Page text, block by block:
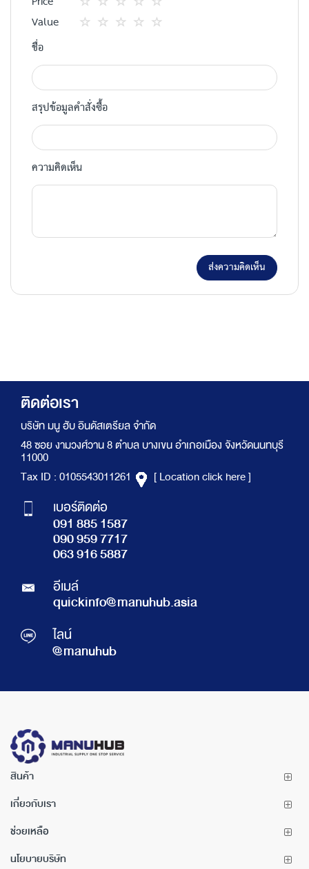
starดาวดาวดาวดาว
1
2
3
4
5
Value
ชื่อ
สรุปข้อมูลคำสั่งซื้อ
ความคิดเห็น
ส่งความคิดเห็น
ติดต่อเรา
บริษัท มนู ฮับ อินดัสเตรียล จำกัด
48 ซอย งามวงศ์วาน 8 ตำบล บางเขน อำเภอเมือง จังหวัดนนทบุรี
11000
Tax ID : 0105543011261
[ Location click here ]
เบอร์ติดต่อ
091 885 1587
090 959 7717
063 916 5887
อีเมล์
quickinfo@manuhub.asia
ไลน์
@manuhub
สินค้า
เกี่ยวกับเรา
ช่วยเหลือ
นโยบายบริษัท